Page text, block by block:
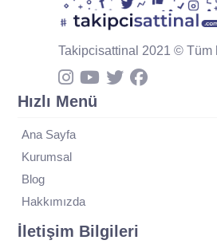
Takipcisattinal 2021 © Tüm
Hızlı Menü
Ana Sayfa
Kurumsal
Blog
Hakkımızda
İletişim Bilgileri